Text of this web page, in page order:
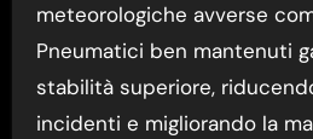
meteorologiche avverse
Pneumatici ben mantenuti
stabilità superiore,
incidenti e migliorando la